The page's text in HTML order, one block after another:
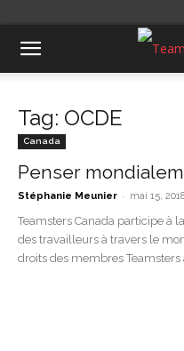
Tag: OCDE
Canada
Penser
Stéphanie Meunier - mai 15,
Teamsters Canada participe à
des travailleurs à travers le
droits des membres Teamsters